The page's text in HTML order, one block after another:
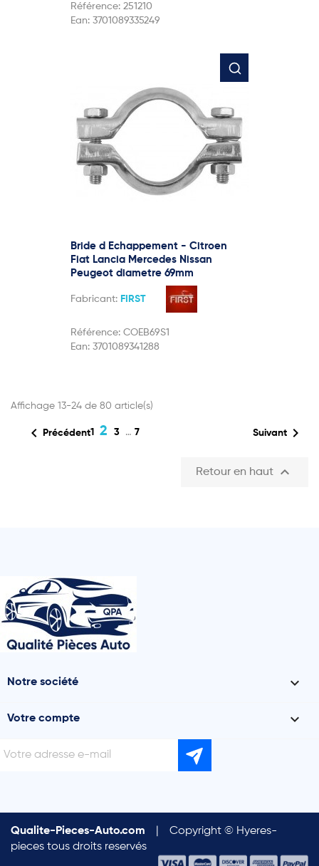
Référence: 251210
Ean: 3701089335249
Bride d Echappement - Citroen
Fiat Lancia Mercedes Nissan
Peugeot diametre 69mm
Fabricant: FIRST
Référence: COEB69S1
Ean: 3701089341288
Affichage 13-24 de 80 article(s)
 Précédent1 2 3 … 7 Suivant 
Retour en haut 
Notre société 
Votre compte 
Qualite-Pieces-Auto.com
Copyright © Hyeres-
pieces tous droits reservés